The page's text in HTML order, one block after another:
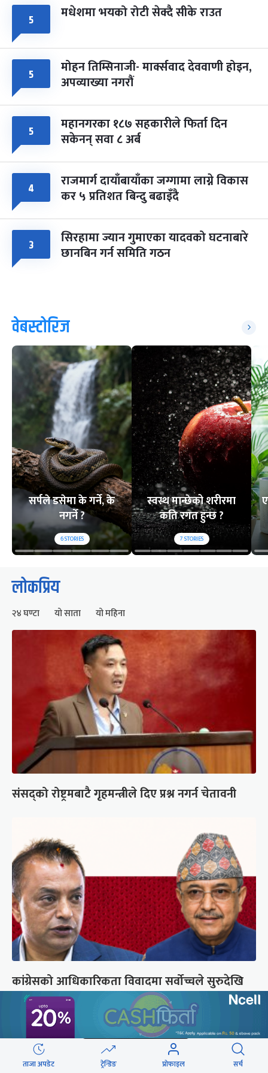
५ मधेशमा भयको रोटी सेक्दै सीके राउत
५ मोहन तिम्सिनाजी- मार्क्सवाद देववाणी होइन,
अपव्याख्या नगरौं
५ महानगरका १८७ सहकारीले फिर्ता दिन
सकेनन् सवा ८ अर्ब
४ राजमार्ग दायाँबायाँका जग्गामा लाग्ने विकास
कर ५ प्रतिशत बिन्दु बढाइँदै
३ सिरहामा ज्यान गुमाएका यादवको घटनाबारे
छानबिन गर्न समिति गठन
वेबस्टोरिज
सर्पले डसेमा के गर्ने, के
नगर्ने ?
6STORIES
स्वस्थ मान्छेको शरीरमा
कति रगत हुन्छ ?
7STORIES
लोकप्रिय
२४ घण्टा यो साता यो महिना
संसद्को रोष्ट्रमबाटै गृहमन्त्रीले दिए प्रश्न नगर्न चेतावनी
कांग्रेसको आधिकारिकता विवादमा सर्वोच्चले सुरुदेखि
सुनुवाइ गर्ने
ताजा अपडेट ट्रेन्डिङ प्रोफाइल सर्च